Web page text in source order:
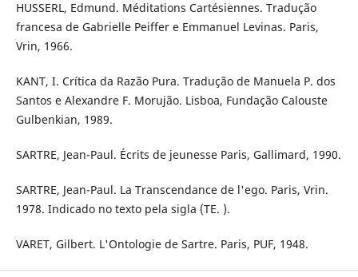
HUSSERL, Edmund. Méditations Cartésiennes. Tradução
francesa de Gabrielle Peiffer e Emmanuel Levinas. Paris,
Vrin, 1966.
KANT, I. Crítica da Razão Pura. Tradução de Manuela P. dos
Santos e Alexandre F. Morujão. Lisboa, Fundação Calouste
Gulbenkian, 1989.
SARTRE, Jean-Paul. Écrits de jeunesse Paris, Gallimard, 1990.
SARTRE, Jean-Paul. La Transcendance de l'ego. Paris, Vrin.
1978. Indicado no texto pela sigla (TE. ).
VARET, Gilbert. L'Ontologie de Sartre. Paris, PUF, 1948.